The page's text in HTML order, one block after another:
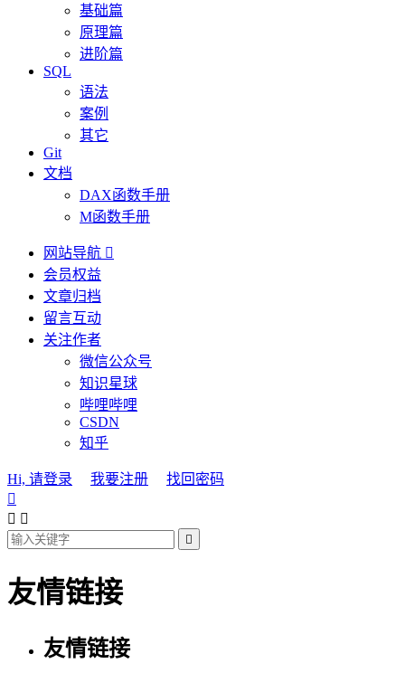
基础篇
原理篇
进阶篇
SQL
语法
案例
其它
Git
文档
DAX函数手册
M函数手册
网站导航 
会员权益
文章归档
留言互动
关注作者
微信公众号
知识星球
哔哩哔哩
CSDN
知乎
Hi, 请登录 我要注册
找回密码

 

友情链接
友情链接